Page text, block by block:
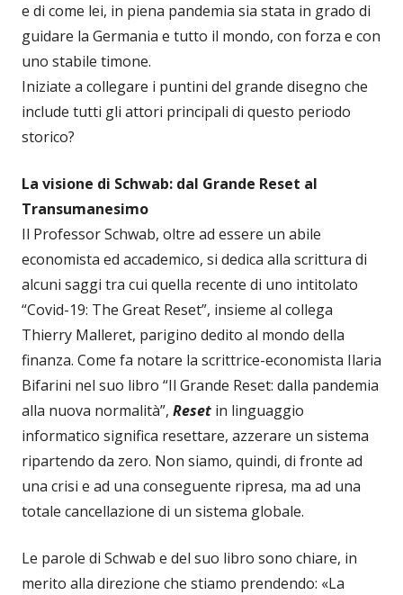
e di come lei, in piena pandemia sia stata in grado di
guidare la Germania e tutto il mondo, con forza e con
uno stabile timone.
Iniziate a collegare i puntini del grande disegno che
include tutti gli attori principali di questo periodo
storico?
La visione di Schwab: dal Grande Reset al
Transumanesimo
Il Professor Schwab, oltre ad essere un abile
economista ed accademico, si dedica alla scrittura di
alcuni saggi tra cui quella recente di uno intitolato
“Covid-19: The Great Reset”, insieme al collega
Thierry Malleret, parigino dedito al mondo della
finanza. Come fa notare la scrittrice-economista Ilaria
Bifarini nel suo libro “Il Grande Reset: dalla pandemia
alla nuova normalità”, Reset in linguaggio
informatico significa resettare, azzerare un sistema
ripartendo da zero. Non siamo, quindi, di fronte ad
una crisi e ad una conseguente ripresa, ma ad una
totale cancellazione di un sistema globale.
Le parole di Schwab e del suo libro sono chiare, in
merito alla direzione che stiamo prendendo: «La